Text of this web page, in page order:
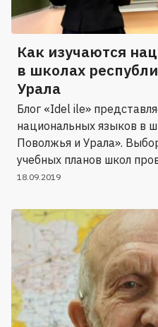
Как изучаются
в школах
Урала
Блог «Idel ile»
национальных языков в
Поволжья и Урала».
учебных планов школ
18.09.2019